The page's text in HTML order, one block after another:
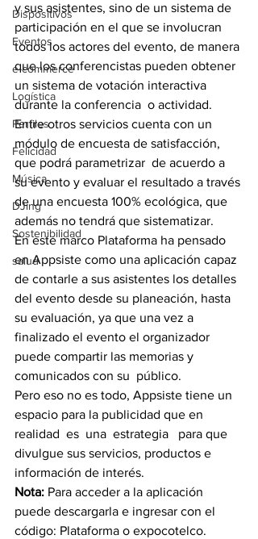
Dispositivos
Eventos
e-commerce
Logística
Perfiles
Felicidad
Música
DJing
Sostenibilidad
salud
y sus asistentes, sino de un sistema de
participación en el que se involucran
todos los actores del evento, de manera
que los conferencistas pueden obtener
un sistema de votación interactiva
durante la conferencia  o actividad.
Entre otros servicios cuenta con un
módulo de encuesta de satisfacción,
que podrá parametrizar  de acuerdo a
su evento y evaluar el resultado a través
de una encuesta 100% ecológica, que
además no tendrá que sistematizar.
En este marco Plataforma ha pensado
en Appsiste como una aplicación capaz
de contarle a sus asistentes los detalles
del evento desde su planeación, hasta
su evaluación, ya que una vez a
finalizado el evento el organizador
puede compartir las memorias y
comunicados con su  público.
Pero eso no es todo, Appsiste tiene un
espacio para la publicidad que en
realidad  es  una  estrategia   para que
divulgue sus servicios, productos e
información de interés.
Nota: Para acceder a la aplicación
puede descargarla e ingresar con el
código: Plataforma o expocotelco.